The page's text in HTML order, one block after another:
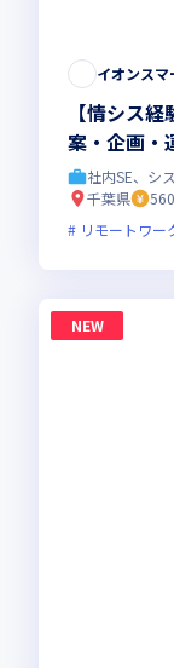
イオンス
【情シス
案・企画・
社内SE、シ
千葉県
リモートワー
NEW